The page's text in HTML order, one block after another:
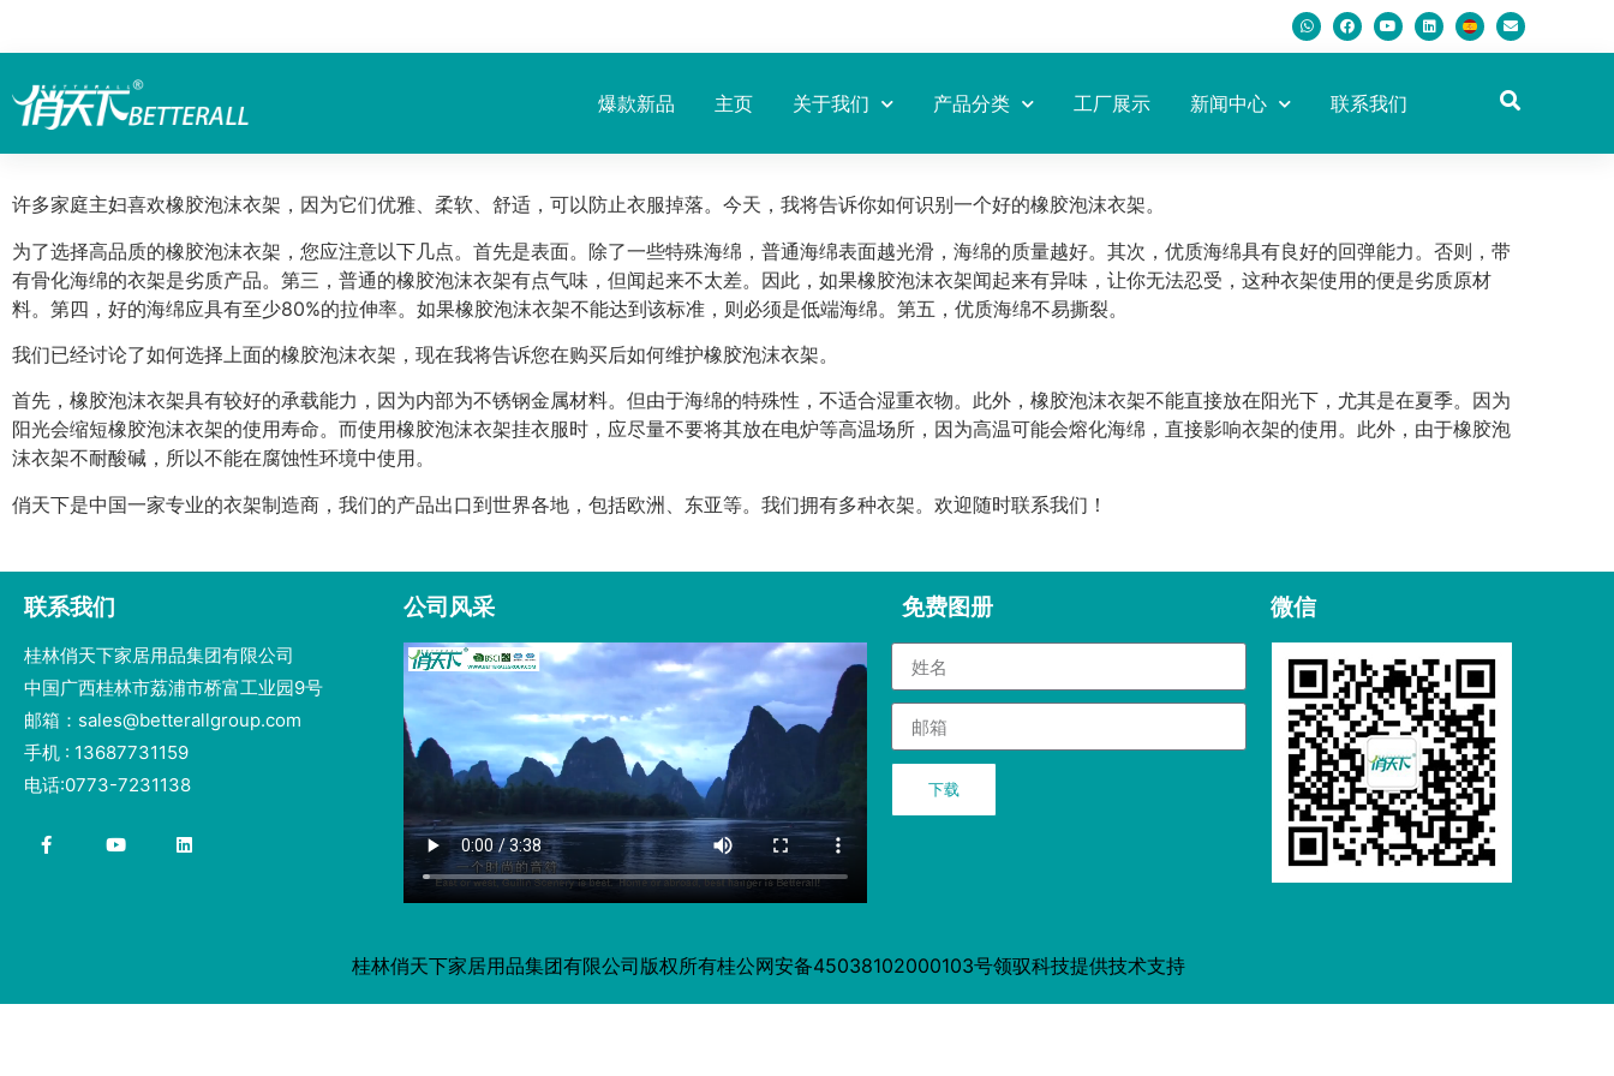
爆款新品 主页 关于我们 产品分类 工厂展示 新闻中心 联系我们
许多家庭主妇喜欢橡胶泡沫衣架，因为它们优雅、柔软、舒适，可以防止衣服掉落。今天，我将告诉你如何识别一个好的橡胶泡沫衣架。
为了选择高品质的橡胶泡沫衣架，您应注意以下几点。首先是表面。除了一些特殊海绵，普通海绵表面越光滑，海绵的质量越好。其次，优质海绵具有良好的回弹能力。否则，带
有骨化海绵的衣架是劣质产品。第三，普通的橡胶泡沫衣架有点气味，但闻起来不太差。因此，如果橡胶泡沫衣架闻起来有异味，让你无法忍受，这种衣架使用的便是劣质原材
料。第四，好的海绵应具有至少80%的拉伸率。如果橡胶泡沫衣架不能达到该标准，则必须是低端海绵。第五，优质海绵不易撕裂。
我们已经讨论了如何选择上面的橡胶泡沫衣架，现在我将告诉您在购买后如何维护橡胶泡沫衣架。
首先，橡胶泡沫衣架具有较好的承载能力，因为内部为不锈钢金属材料。但由于海绵的特殊性，不适合湿重衣物。此外，橡胶泡沫衣架不能直接放在阳光下，尤其是在夏季。因为
阳光会缩短橡胶泡沫衣架的使用寿命。而使用橡胶泡沫衣架挂衣服时，应尽量不要将其放在电炉等高温场所，因为高温可能会熔化海绵，直接影响衣架的使用。此外，由于橡胶泡
沫衣架不耐酸碱，所以不能在腐蚀性环境中使用。
俏天下是中国一家专业的衣架制造商，我们的产品出口到世界各地，包括欧洲、东亚等。我们拥有多种衣架。欢迎随时联系我们！
联系我们
桂林俏天下家居用品集团有限公司
中国广西桂林市荔浦市桥富工业园9号
邮箱：sales@betterallgroup.com
手机 : 13687731159
电话:0773-7231138
公司风采 免费图册
下载
微信
桂林俏天下家居用品集团有限公司版权所有桂公网安备45038102000103号领驭科技提供技术支持